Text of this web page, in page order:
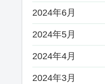
2024年6月
2024年5月
2024年4月
2024年3月